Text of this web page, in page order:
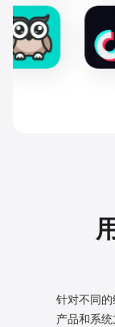
针对不同
产品和系统